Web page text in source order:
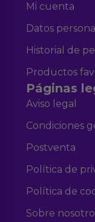
Mi cuenta
Datos
Historial de
Productos
Páginas
Aviso legal
Condiciones
Postventa
Política de
Política de
Sobre